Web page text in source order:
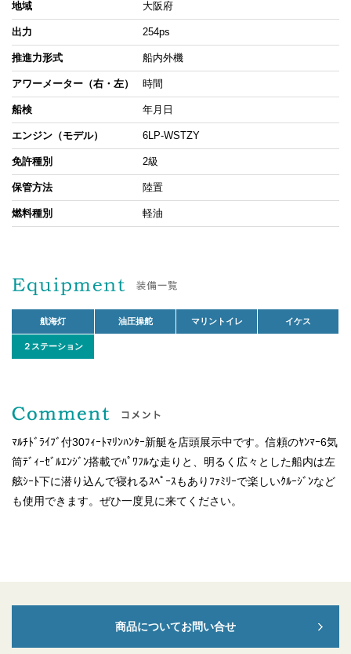
地域 大阪府
出力 254ps
推進力形式 船内外機
アワーメーター（右・左） 時間
船検 年月日
エンジン（モデル） 6LP-WSTZY
免許種別 2級
保管方法 陸置
燃料種別 軽油
航海灯 油圧操舵 マリントイレ イケス
２ステーション
ﾏﾙﾁﾄﾞﾗｲﾌﾞ付30ﾌｨｰﾄﾏﾘﾝﾊﾝﾀｰ新艇を店頭展示中です。信頼のﾔﾝﾏｰ6気
筒ﾃﾞｨｰｾﾞﾙｴﾝｼﾞﾝ搭載でﾊﾟﾜﾌﾙな走りと、明るく広々とした船内は左
舷ｼｰﾄ下に潜り込んで寝れるｽﾍﾟｰｽもありﾌｧﾐﾘｰで楽しいｸﾙｰｼﾞﾝなど
も使用できます。ぜひ一度見に来てください。
商品についてお問い合せ